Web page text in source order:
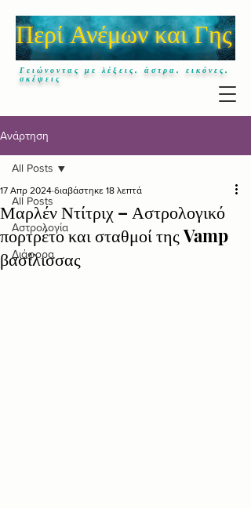
Γειώνοντας με λέξεις, άστρα, εικόνες,
σκέψεις
Περί Ανέμων και Γης
Ανάρτηση
All Posts
Αστρολογία
Διάφορα
All Posts
Μαρλέν Ντίτριχ – Αστρολογικό
πορτρέτο και σταθμοί της Vamp
βασίλισσας
17 Απρ 2024 διαβάστηκε 18 λεπτά